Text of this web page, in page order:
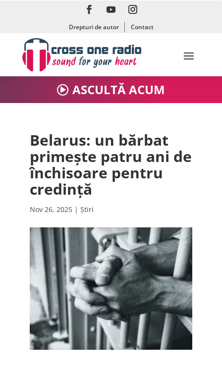
Drepturi de autor Contact
ASCULTĂ ACUM
Belarus: un bărbat
primește patru ani de
închisoare pentru
credință
Nov 26, 2025| Știri